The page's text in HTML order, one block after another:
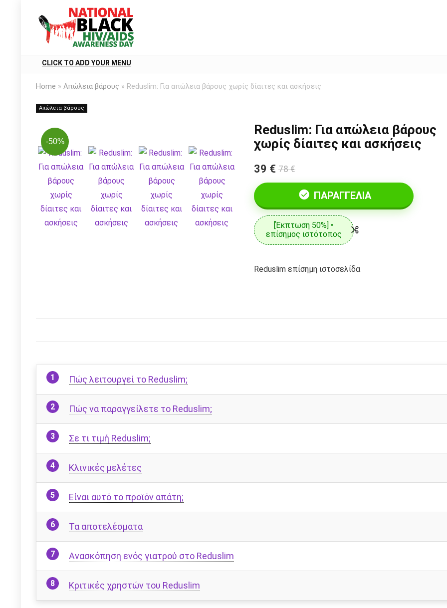
CLICK TO ADD YOUR MENU
Home » Απώλεια βάρους » Reduslim: Για απώλεια βάρους χωρίς δίαιτες και ασκήσεις
Απώλεια βάρους
-50%
Reduslim: Για απώλεια βάρους
χωρίς δίαιτες και ασκήσεις
39 € 78 €
ΠΑΡΑΓΓΕΛΊΑ
[Έκπτωση 50%] •
επίσημος ιστότοπος
Reduslim επίσημη ιστοσελίδα
Πώς λειτουργεί το Reduslim;
Πώς να παραγγείλετε το Reduslim;
Σε τι τιμή Reduslim;
Κλινικές μελέτες
Είναι αυτό το προϊόν απάτη;
Τα αποτελέσματα
Ανασκόπηση ενός γιατρού στο Reduslim
Κριτικές χρηστών του Reduslim